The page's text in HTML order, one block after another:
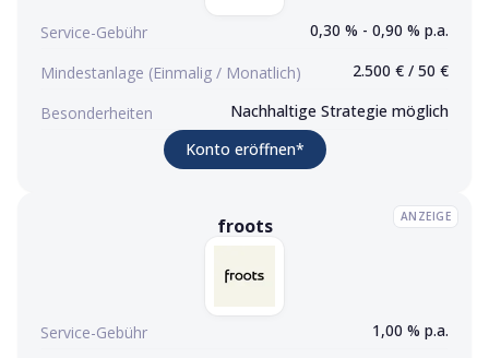
Service-Gebühr 0,30 % - 0,90 % p.a.
Mindestanlage (Einmalig / Monatlich) 2.500 € / 50 €
Besonderheiten
Nachhaltige Strategie möglich
Konto eröffnen*(Werbelink)
Konto eröffnen (Werbelink) ANZEIGE
froots
Service-Gebühr 1,00 % p.a.